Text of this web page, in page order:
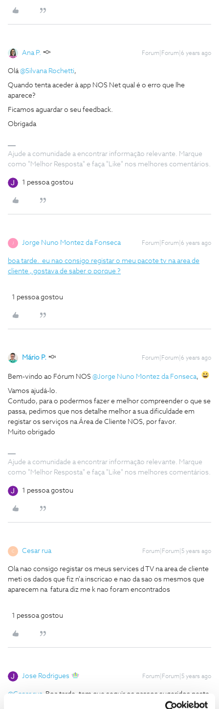
Ana P. Forum|Forum|6 years ago
Olá@Silvana Rochetti,
Quando tenta aceder à app NOS Net qual é o erro que lhe
aparece?
Ficamos aguardar o seu feedback.
Obrigada
Ajude a comunidade a encontrar informação relevante. Marque
como "Melhor Resposta" e faça "Like" nos melhores comentários.
1 pessoa gostou
Jorge Nuno Montez da Fonseca Forum|Forum|6 years ago
boa tarde. eu nao consigo registar o meu pacote tv na area de
cliente , gostava de saber o porque ?
1 pessoa gostou
Mário P. Forum|Forum|6 years ago
Bem-vindo ao Fórum NOS @Jorge Nuno Montez da Fonseca,
Vamos ajudá-lo.
Contudo, para o podermos fazer e melhor compreender o que se
passa, pedimos que nos detalhe melhor a sua dificuldade em
registar os serviços na Área de Cliente NOS, por favor.
Muito obrigado
Ajude a comunidade a encontrar informação relevante. Marque
como "Melhor Resposta" e faça "Like" nos melhores comentários.
1 pessoa gostou
C Cesar rua Forum|Forum|5 years ago
Ola nao consigo registar os meus services d TV na area de cliente
meti os dados que fiz n'a inscricao e nao da sao os mesmos que
aparecem na fatura diz me k nao foram encontrados
1 pessoa gostou
Jose Rodrigues Forum|Forum|5 years ago
@Cesar rua Boa tarde, tem que seguir os passos sugeridos neste
https://forum.nos.pt/topic/show/ft/a-minha-area-de-